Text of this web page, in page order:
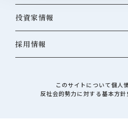
投資家情報
採用情報
このサイトについて個人
反社会的勢力に対する基本方針